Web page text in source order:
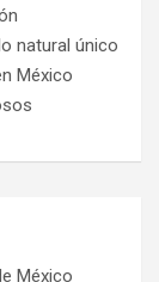
natural único
México
México